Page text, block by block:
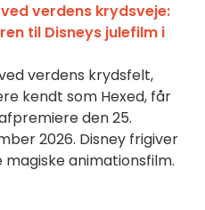
ved verdens krydsveje:
til Disneys julefilm i
verdens krydsfelt,
kendt som Hexed, får
den 25.
2026. Disney frigiver
animationsfilm.